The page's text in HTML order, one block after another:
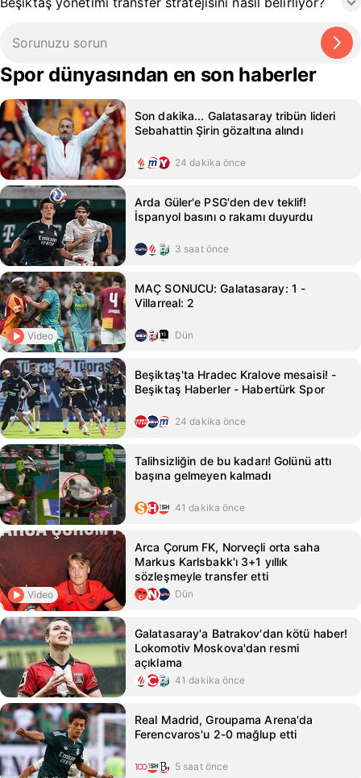
Spor dünyasından en son haberler
Son dakika... Galatasaray tribün lideri
Sebahattin Şirin gözaltına alındı
24 dakika önce
Arda Güler'e PSG'den dev teklif!
İspanyol basını o rakamı duyurdu
3 saat önce
Video
MAÇ SONUCU: Galatasaray: 1 -
Villarreal: 2
Dün
Beşiktaş'ta Hradec Kralove mesaisi! -
Beşiktaş Haberler - Habertürk Spor
24 dakika önce
Talihsizliğin de bu kadarı! Golünü attı
başına gelmeyen kalmadı
41 dakika önce
Video
Arca Çorum FK, Norveçli orta saha
Markus Karlsbakk'ı 3+1 yıllık
sözleşmeyle transfer etti
Dün
Galatasaray'a Batrakov'dan kötü haber!
Lokomotiv Moskova'dan resmi
açıklama
41 dakika önce
Real Madrid, Groupama Arena'da
Ferencvaros'u 2-0 mağlup etti
5 saat önce